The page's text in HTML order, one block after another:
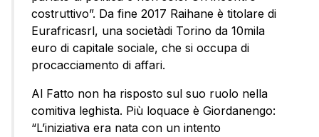
costruttivo”. Da fine 2017 Raihane è titolare di
Eurafricasrl, una societàdi Torino da 10mila
euro di capitale sociale, che si occupa di
procacciamento di affari.
Al Fatto non ha risposto sul suo ruolo nella
comitiva leghista. Più loquace è Giordanengo:
“L’iniziativa era nata con un intento